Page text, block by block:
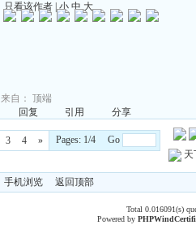
只看该作者 |小 中 大
来自： 顶端
回复
引用 分享
3 4 »
Pages: 1/4 Go
天
手机浏览 返回顶部
Total 0.016091(s)
Powered byPHPWind